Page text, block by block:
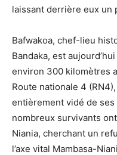
laissant derrière eux un
Bafwakoa, chef-lieu
Bandaka, est
environ 300 kilomètres
Route nationale 4
entièrement vidé de
nombreux survivants
Niania, cherchant un
l’axe vital Mambasa-